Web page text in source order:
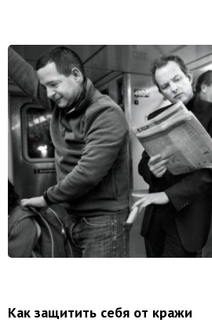
Как защитить себя от кражи